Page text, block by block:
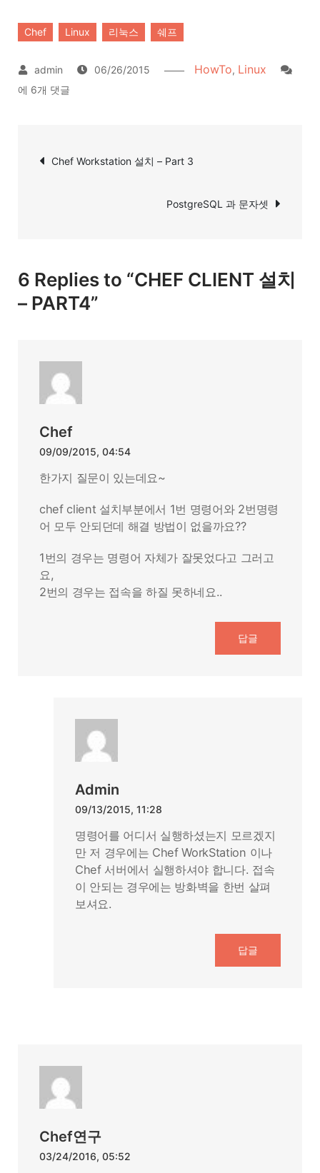
Chef Linux 리눅스 쉐프
06/26/2015 HowTo, Linux
에 6개 댓글
탐
Chef Workstation 설치 – Part 3
PostgreSQL 과 문자셋
6 Replies to “CHEF CLIENT 설치
– PART4”
Chef
09/09/2015, 04:54
한가지 질문이 있는데요~
chef client 설치부분에서 1번 명령어와 2번명령
어 모두 안되던데 해결 방법이 없을까요??
1번의 경우는 명령어 자체가 잘못었다고 그러고
요,
2번의 경우는 접속을 하질 못하네요..
답글
Admin
09/13/2015, 11:28
명령어를 어디서 실행하셨는지 모르겠지
만 저 경우에는 Chef WorkStation 이나
Chef 서버에서 실행하셔야 합니다. 접속
이 안되는 경우에는 방화벽을 한번 살펴
보셔요.
답글
Chef연구
03/24/2016, 05:52